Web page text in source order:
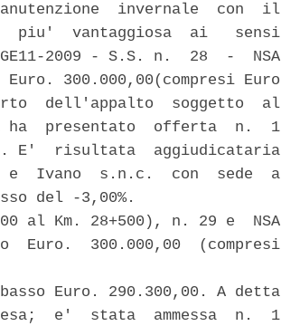
invernale  con  il
piu'  vantaggiosa  ai   sensi
2009 - S.S. n.  28  -  NSA
300.000,00(compresi Euro
dell'appalto  soggetto  al
ha  presentato  offerta  n.  1
E'  risultata  aggiudicataria
e  Ivano  s.n.c.  con  sede  a
del -3,00%.
al Km. 28+500), n. 29 e  NSA
Euro.  300.000,00  (compresi
Euro. 290.300,00. A detta
e'  stata  ammessa  n.  1